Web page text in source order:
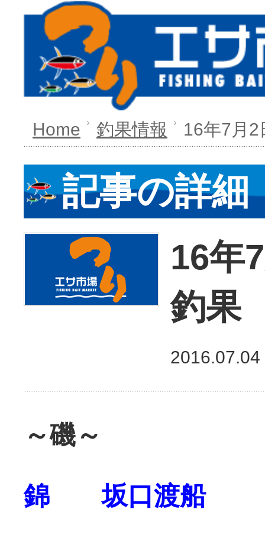
Home 釣果情報 16年7月
記事の詳細
16
釣果
2016.07.04
～磯～
錦 坂口渡船